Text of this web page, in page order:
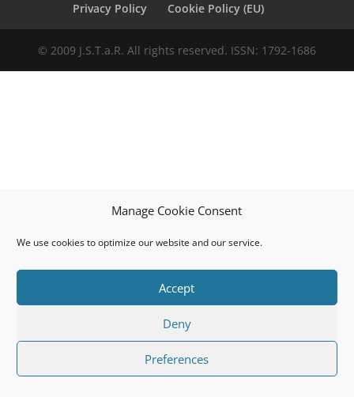
Manage Cookie Consent
We use cookies to optimize our website and our service.
Accept
Deny
Preferences
Privacy Policy Cookie Policy (EU)
© 2009 J.S.T.a.R. All rights reserved. ISSN: 1792-1686